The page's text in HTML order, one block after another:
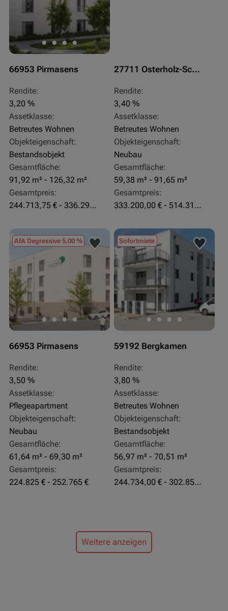
66953 Pirmasens
Rendite:
3,20 %
Assetklasse:
Betreutes Wohnen
Objekteigenschaft:
Bestandsobjekt
Gesamtfläche:
91,92 m² - 126,32 m²
Gesamtpreis:
244.713,75 € - 336.292 €
27711 Osterholz-Scharmbeck
Rendite:
3,40 %
Assetklasse:
Betreutes Wohnen
Objekteigenschaft:
Neubau
Gesamtfläche:
59,38 m² - 91,65 m²
Gesamtpreis:
333.200,00 € - 514.310,00 €
AfA Degressive 5,00 %
66953 Pirmasens
Rendite:
3,50 %
Assetklasse:
Pflegeapartment
Objekteigenschaft:
Neubau
Gesamtfläche:
61,64 m² - 69,30 m²
Gesamtpreis:
224.825 € - 252.765 €
Sofortmiete
59192 Bergkamen
Rendite:
3,80 %
Assetklasse:
Betreutes Wohnen
Objekteigenschaft:
Bestandsobjekt
Gesamtfläche:
56,97 m² - 70,51 m²
Gesamtpreis:
244.734,00 € - 302.855,00 €
Weitere anzeigen